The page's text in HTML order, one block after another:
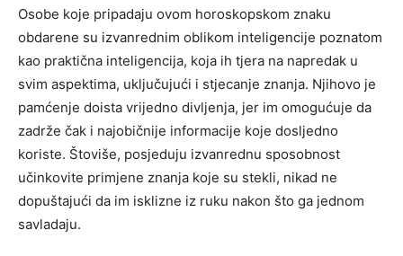
Osobe koje pripadaju ovom horoskopskom znaku
obdarene su izvanrednim oblikom inteligencije poznatom
kao praktična inteligencija, koja ih tjera na napredak u
svim aspektima, uključujući i stjecanje znanja. Njihovo je
pamćenje doista vrijedno divljenja, jer im omogućuje da
zadrže čak i najobičnije informacije koje dosljedno
koriste. Štoviše, posjeduju izvanrednu sposobnost
učinkovite primjene znanja koje su stekli, nikad ne
dopuštajući da im isklizne iz ruku nakon što ga jednom
savladaju.